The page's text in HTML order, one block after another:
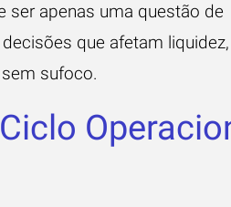
ser apenas uma questão de
que afetam
sufoco.